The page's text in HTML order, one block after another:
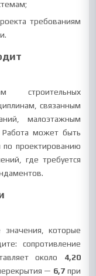
требованиям
строительных
связанным
малоэтажным
может быть
по проектированию
где требуется
значения, которые
сопротивление
около 4,20
— 6,7 при